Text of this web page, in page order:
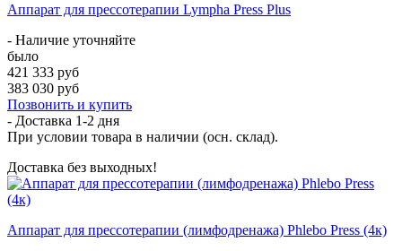
Аппарат для прессотерапии Lympha Press Plus
- Наличие уточняйте
было
421 333 руб
383 030 руб
Позвонить и купить
- Доставка 1-2 дня
При условии товара в наличии (осн. склад).
Доставка без выходных!
Аппарат для прессотерапии (лимфодренажа) Phlebo Press (4к)